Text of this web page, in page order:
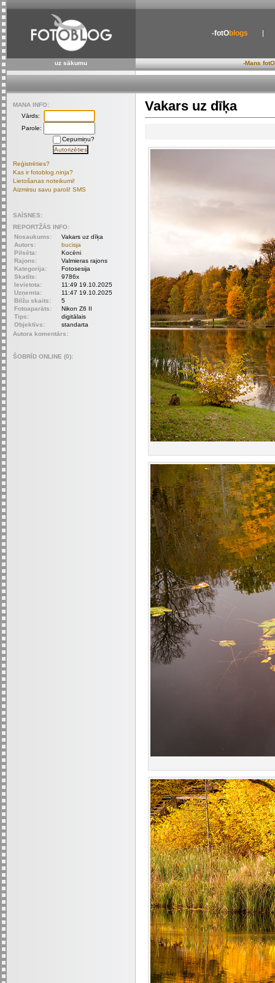
-fotOblogs
uz sākumu -Mans
Vakars uz dīķa
MANA INFO:
Vārds:
Parole:
Cepumiņu?
Reģistrēties?
Kas ir fotoblog.ninja?
Lietošanas noteikumi!
Aizmirsu savu paroli! SMS
SAĪSNES:
REPORTŽĀS INFO:
Nosaukums:
Vakars uz dīķa
Autors:
bucisja
Pilsēta:
Kocēni
Rajons:
Valmieras rajons
Kategorija:
Fotosesija
Skatīts:
9786x
Ievietota:
11:49 19.10.2025
Uzņemta:
11:47 19.10.2025
Bilžu skaits:
5
Fotoaparāts:
Nikon Z6 II
Tips:
digitālais
Objektīvs:
standarta
Autora komentārs:
ŠOBRĪD ONLINE (0):